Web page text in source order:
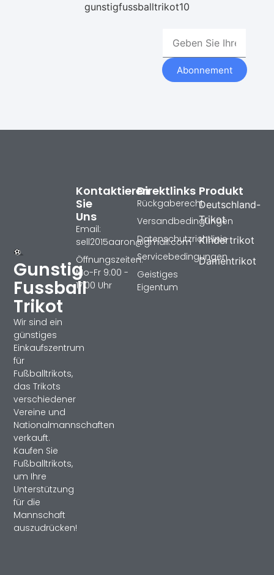
gunstigfussballtrikot10
Abonnement
Gunstig
Fussball
Trikot
Wir sind ein
günstiges
Einkaufszentrum
für
Fußballtrikots,
das Trikots
verschiedener
Vereine und
Nationalmannschaften
verkauft.
Kaufen Sie
Fußballtrikots,
um Ihre
Unterstützung
für die
Mannschaft
auszudrücken!
Produkt
Deutschland-
Trikot
Kindertrikot
Damentrikot
Direktlinks
Rückgaberecht
Versandbedingungen
Datenschutzrichtlinie
Servicebedingungen
Geistiges
Eigentum
Kontaktieren
Sie
Uns
Email:
sell2015aaron@gmail.com
Öffnungszeiten:
Mo-Fr 9:00 -
17:00 Uhr